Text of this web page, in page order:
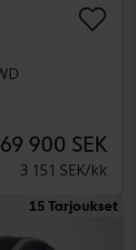
900 SEK
3 151 SEK/kk
15 Tarjoukset